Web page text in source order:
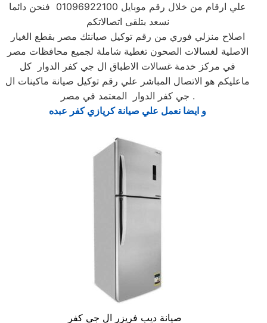
علي ارقام من خلال رقم موبايل 01096922100 فنحن دائما
نسعد بتلقى اتصالاتكم
اصلاح منزلي فوري من رقم توكيل صيانتك مصر بقطع الغيار
الاصلية لغسالات الصحون تغطية شاملة لجميع محافظات مصر
في مركز خدمة غسالات الاطباق ال جي كفر الدوار كل
ماعليكم هو الاتصال المباشر علي رقم توكيل صيانة ماكينات ال
جي كفر الدوار المعتمد في مصر .
و ايضا نعمل علي صيانة كريازي كفر عبده
صيانة ديب فريزر ال جي كفر